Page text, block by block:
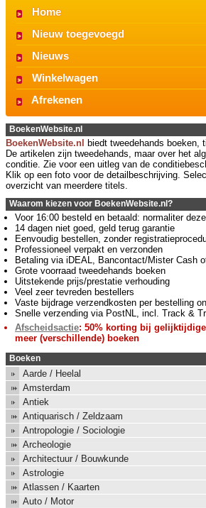
Home
Nieuw toegevoegd
Nieuws
Winkelwagen
Afrekenen
BoekenWebsite.nl
BoekenWebsite.nl
biedt tweedehands boeken,
De artikelen zijn tweedehands, maar over het
conditie. Zie voor een uitleg van de
Klik op een foto voor de detailbeschrijving.
overzicht van meerdere titels.
Waarom kiezen voor BoekenWebsite.nl?
Voor 16:00 besteld en betaald: normaliter
14 dagen niet goed, geld terug garantie
Eenvoudig bestellen, zonder
Professioneel verpakt en verzonden
Betaling via iDEAL, Bancontact/Mister Cash
Grote voorraad tweedehands boeken
Uitstekende prijs/prestatie verhouding
Veel zeer tevreden bestellers
Vaste bijdrage verzendkosten per bestelling
Snelle verzending via PostNL, incl. Track &
Afscheidsactie: 50% korting bij
meer (verschillende) boeken
Boeken
Aarde / Heelal
Amsterdam
Antiek
Antiquarisch / Zeldzaam
Antropologie / Sociologie
Archeologie
Architectuur / Bouwkunde
Astrologie
Atlassen / Kaarten
Auto / Motor